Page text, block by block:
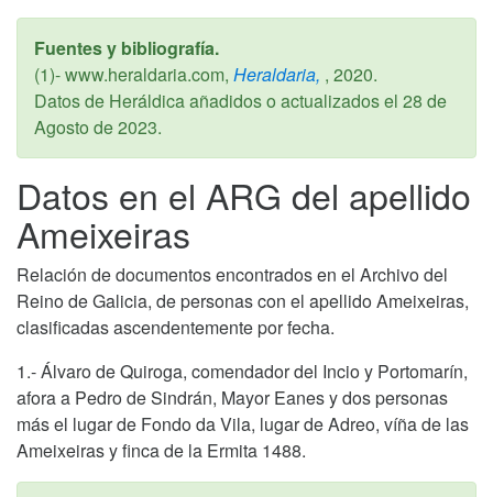
Fuentes y bibliografía.
(1)- www.heraldaria.com, Heraldaria, , 2020.
Datos de Heráldica añadidos o actualizados el 28 de
Agosto de 2023.
Datos en el ARG del apellido
Ameixeiras
Relación de documentos encontrados en el Archivo del
Reino de Galicia, de personas con el apellido Ameixeiras,
clasificadas ascendentemente por fecha.
1.- Álvaro de Quiroga, comendador del Incio y Portomarín,
afora a Pedro de Sindrán, Mayor Eanes y dos personas
más el lugar de Fondo da Vila, lugar de Adreo, víña de las
Ameixeiras y finca de la Ermita 1488.